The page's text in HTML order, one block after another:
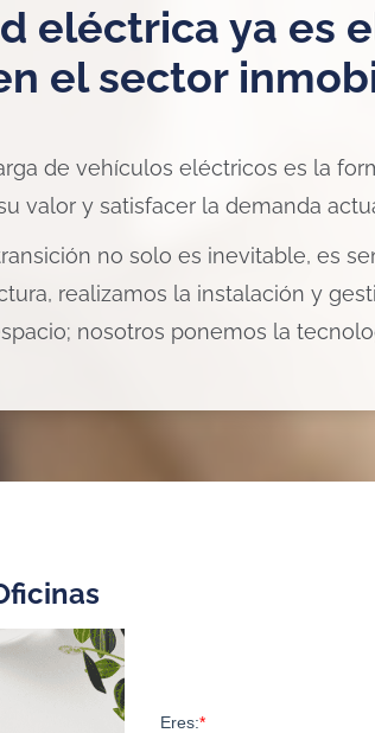
eléctrica ya es
el sector
de vehículos eléctricos es la
valor y satisfacer la demanda
no solo es inevitable, es
realizamos la instalación y
nosotros ponemos la